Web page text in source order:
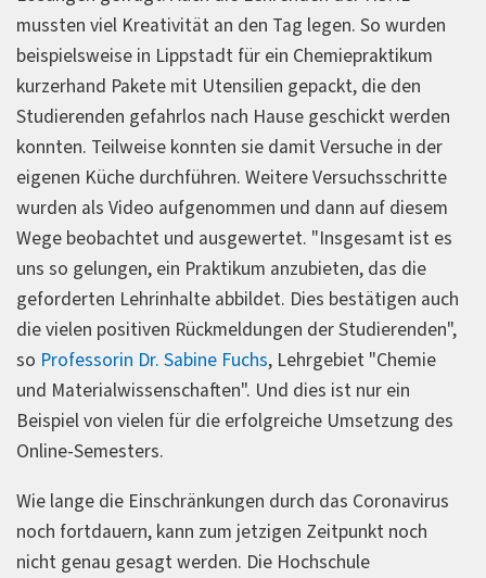
mussten viel Kreativität an den Tag legen. So wurden
beispielsweise in Lippstadt für ein Chemiepraktikum
kurzerhand Pakete mit Utensilien gepackt, die den
Studierenden gefahrlos nach Hause geschickt werden
konnten. Teilweise konnten sie damit Versuche in der
eigenen Küche durchführen. Weitere Versuchsschritte
wurden als Video aufgenommen und dann auf diesem
Wege beobachtet und ausgewertet. "Insgesamt ist es
uns so gelungen, ein Praktikum anzubieten, das die
geforderten Lehrinhalte abbildet. Dies bestätigen auch
die vielen positiven Rückmeldungen der Studierenden",
so Professorin Dr. Sabine Fuchs, Lehrgebiet "Chemie
und Materialwissenschaften". Und dies ist nur ein
Beispiel von vielen für die erfolgreiche Umsetzung des
Online-Semesters.
Wie lange die Einschränkungen durch das Coronavirus
noch fortdauern, kann zum jetzigen Zeitpunkt noch
nicht genau gesagt werden. Die Hochschule